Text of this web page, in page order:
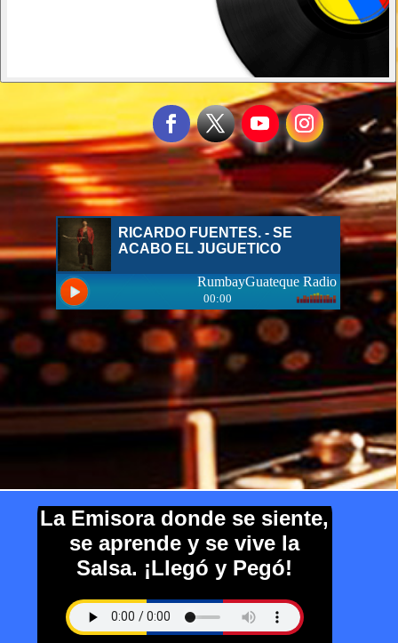
La Emisora donde se siente,
se aprende y se vive la
Salsa. ¡Llegó y Pegó!